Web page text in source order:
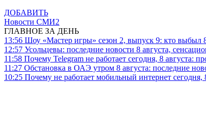
ДОБАВИТЬ
Новости СМИ2
ГЛАВНОЕ ЗА ДЕНЬ
13:56 Шоу «Мастер игры» сезон 2, выпуск 9: кто выбыл
12:57 Усольцевы: последние новости 8 августа,
11:58 Почему Telegram не работает сегодня, 8 августа:
11:27 Обстановка в ОАЭ утром 8 августа: последние
10:25 Почему не работает мобильный интернет сегодня,